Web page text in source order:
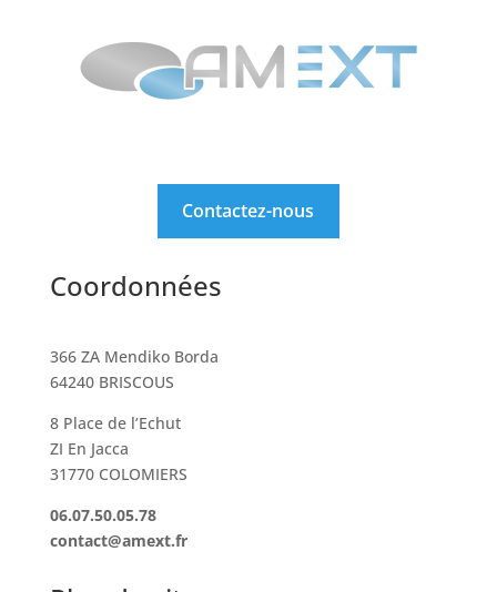
Contactez-nous
Coordonnées
366 ZA Mendiko Borda
64240 BRISCOUS
8 Place de l’Echut
ZI En Jacca
31770 COLOMIERS
06.07.50.05.78
contact@amext.fr